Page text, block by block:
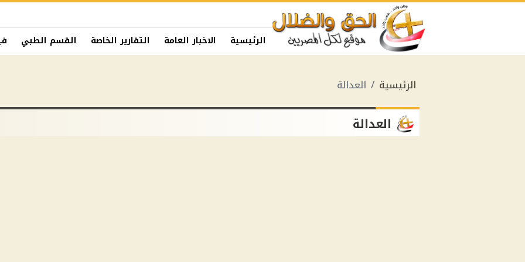
الرئيسية الاخبار العامة التقارير الخاصة القسم الطبي
الرئيسية العدالة
العدالة